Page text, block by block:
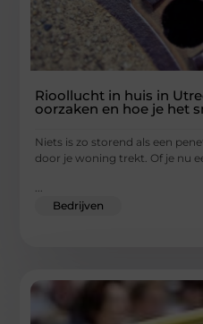
Rioollucht in huis in
oorzaken en hoe je het
Niets is zo storend als een
door je woning trekt. Of je nu
Bedrijven